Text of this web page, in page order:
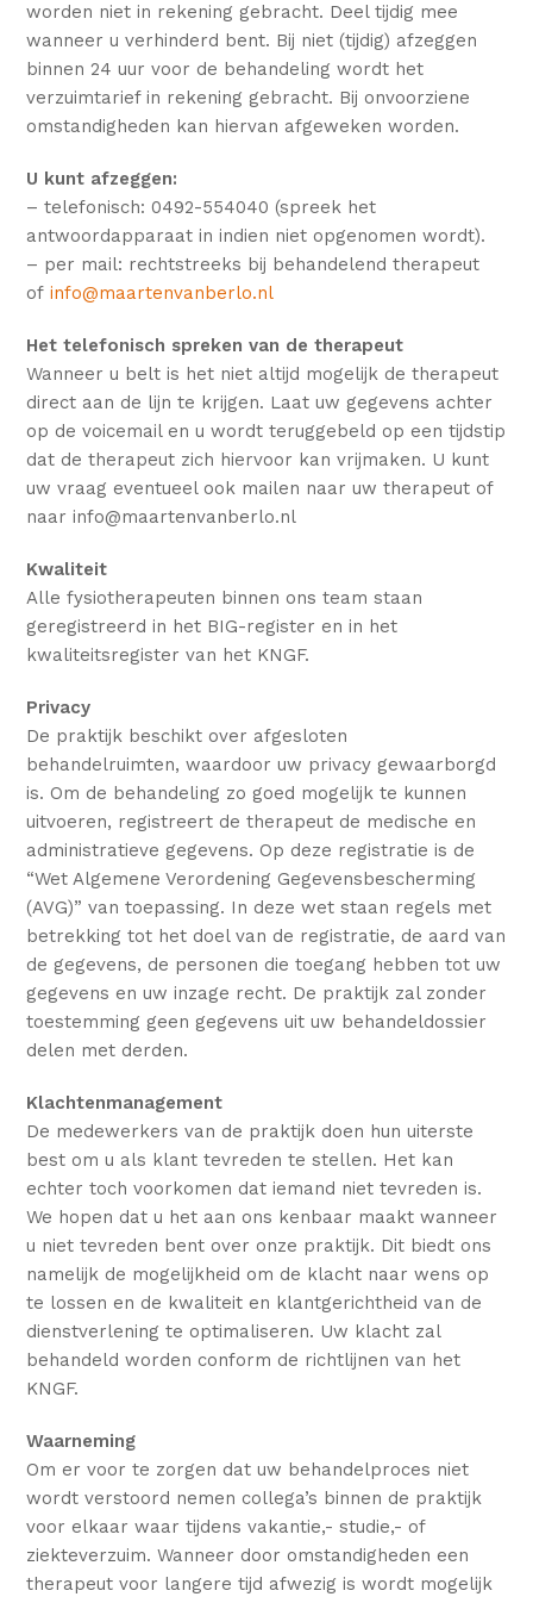
worden niet in rekening gebracht. Deel tijdig mee
wanneer u verhinderd bent. Bij niet (tijdig) afzeggen
binnen 24 uur voor de behandeling wordt het
verzuimtarief in rekening gebracht. Bij onvoorziene
omstandigheden kan hiervan afgeweken worden.
U kunt afzeggen:
– telefonisch: 0492-554040 (spreek het
antwoordapparaat in indien niet opgenomen wordt).
– per mail: rechtstreeks bij behandelend therapeut
ofinfo@maartenvanberlo.nl
Het telefonisch spreken van de therapeut
Wanneer u belt is het niet altijd mogelijk de therapeut
direct aan de lijn te krijgen. Laat uw gegevens achter
op de voicemail en u wordt teruggebeld op een tijdstip
dat de therapeut zich hiervoor kan vrijmaken. U kunt
uw vraag eventueel ook mailen naar uw therapeut of
naar info@maartenvanberlo.nl
Kwaliteit
Alle fysiotherapeuten binnen ons team staan
geregistreerd in het BIG-register en in het
kwaliteitsregister van het KNGF.
Privacy
De praktijk beschikt over afgesloten
behandelruimten, waardoor uw privacy gewaarborgd
is. Om de behandeling zo goed mogelijk te kunnen
uitvoeren, registreert de therapeut de medische en
administratieve gegevens. Op deze registratie is de
“Wet Algemene Verordening Gegevensbescherming
(AVG)” van toepassing. In deze wet staan regels met
betrekking tot het doel van de registratie, de aard van
de gegevens, de personen die toegang hebben tot uw
gegevens en uw inzage recht. De praktijk zal zonder
toestemming geen gegevens uit uw behandeldossier
delen met derden.
Klachtenmanagement
De medewerkers van de praktijk doen hun uiterste
best om u als klant tevreden te stellen. Het kan
echter toch voorkomen dat iemand niet tevreden is.
We hopen dat u het aan ons kenbaar maakt wanneer
u niet tevreden bent over onze praktijk. Dit biedt ons
namelijk de mogelijkheid om de klacht naar wens op
te lossen en de kwaliteit en klantgerichtheid van de
dienstverlening te optimaliseren. Uw klacht zal
behandeld worden conform de richtlijnen van het
KNGF.
Waarneming
Om er voor te zorgen dat uw behandelproces niet
wordt verstoord nemen collega’s binnen de praktijk
voor elkaar waar tijdens vakantie,- studie,- of
ziekteverzuim. Wanneer door omstandigheden een
therapeut voor langere tijd afwezig is wordt mogelijk